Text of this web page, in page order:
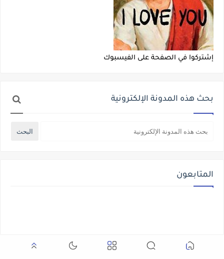
إشتركوا في الصفحة على الفيسبوك
بحث هذه المدونة الإلكترونية
المتابعون